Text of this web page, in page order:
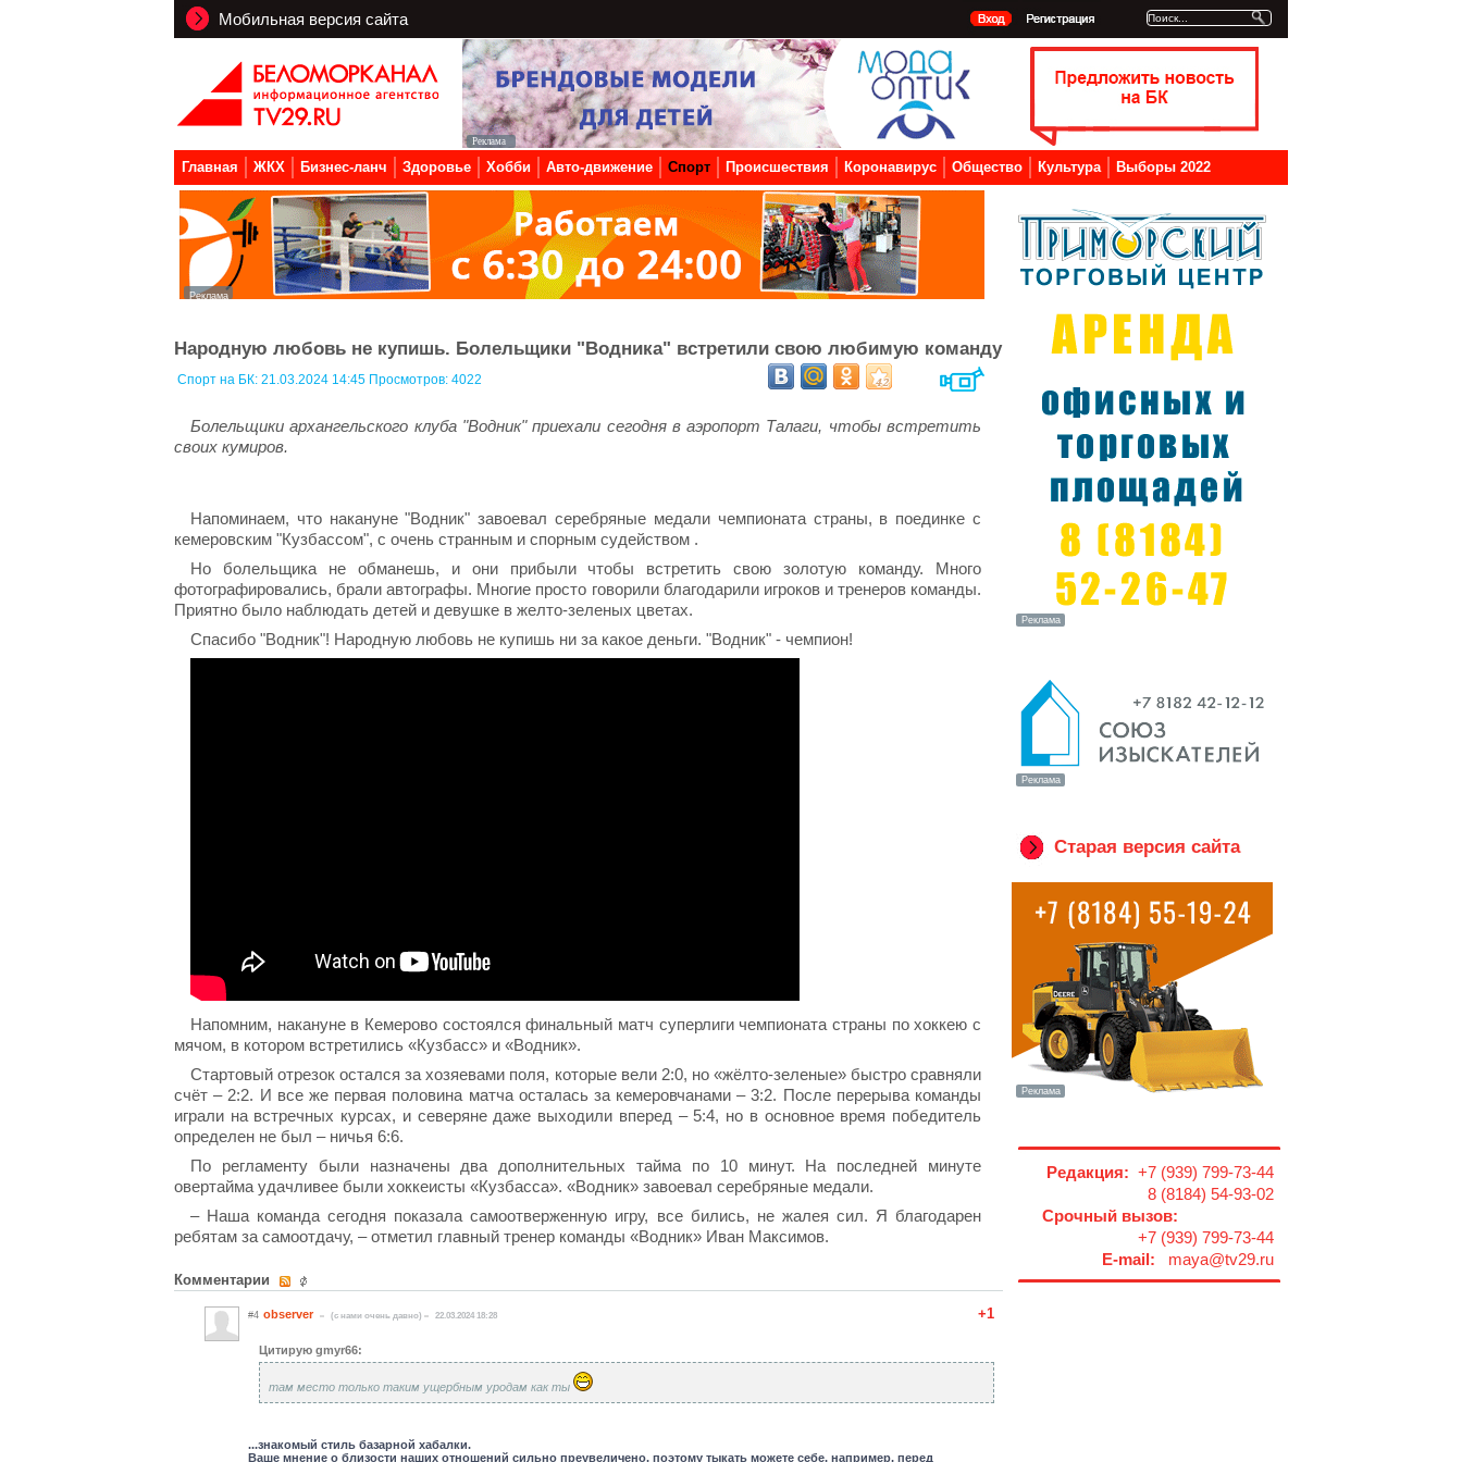
Мобильная версия сайта
Главная ЖКХ Бизнес-ланч Здоровье Хобби Авто-движение Спорт Происшествия Коронавирус Общество Культура Выборы 2022
Народную любовь не купишь. Болельщики "Водника" встретили свою любимую команду
Спорт на БК: 21.03.2024 14:45 Просмотров: 4022
Болельщики архангельского клуба "Водник" приехали сегодня в аэропорт Талаги, чтобы встретить
своих кумиров.
Напоминаем, что накануне "Водник" завоевал серебряные медали чемпионата страны, в поединке с
кемеровским "Кузбассом", с очень странным и спорным судейством .
Но болельщика не обманешь, и они прибыли чтобы встретить свою золотую команду. Много
фотографировались, брали автографы. Многие просто говорили благодарили игроков и тренеров команды.
Приятно было наблюдать детей и девушке в желто-зеленых цветах.
Спасибо "Водник"! Народную любовь не купишь ни за какое деньги. "Водник" - чемпион!
Напомним, накануне в Кемерово состоялся финальный матч cуперлиги чемпионата страны по хоккею с
мячом, в котором встретились «Кузбасс» и «Водник».
Стартовый отрезок остался за хозяевами поля, которые вели 2:0, но «жёлто-зеленые» быстро сравняли
счёт – 2:2. И все же первая половина матча осталась за кемеровчанами – 3:2. После перерыва команды
играли на встречных курсах, и северяне даже выходили вперед – 5:4, но в основное время победитель
определен не был – ничья 6:6.
По регламенту были назначены два дополнительных тайма по 10 минут. На последней минуте
овертайма удачливее были хоккеисты «Кузбасса». «Водник» завоевал серебряные медали.
– Наша команда сегодня показала самоотверженную игру, все бились, не жалея сил. Я благодарен
ребятам за самоотдачу, – отметил главный тренер команды «Водник» Иван Максимов.
Комментарии
+1
#4 observer (c нами очень давно) 22.03.2024 18:28
Цитирую gmyr66:
там место только таким ущербным уродам как ты
...знакомый стиль базарной хабалки.
Ваше мнение о близости наших отношений сильно преувеличено, поэтому тыкать можете себе, например, перед
Старая версия сайта
Редакция: +7 (939) 799-73-44
8 (8184) 54-93-02
Срочный вызов:
+7 (939) 799-73-44
E-mail: maya@tv29.ru